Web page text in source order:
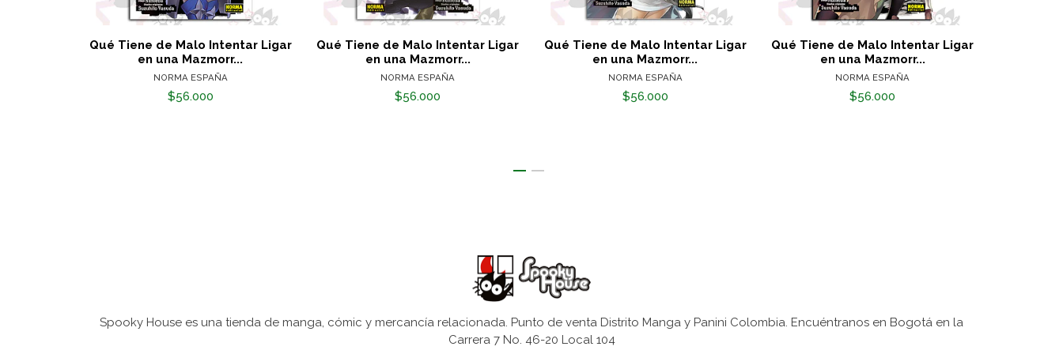
Qué Tiene de Malo Intentar Ligar
en una Mazmorr...
NORMA ESPAÑA
$56.000
Qué Tiene de Malo Intentar Ligar
en una Mazmorr...
NORMA ESPAÑA
$56.000
Qué Tiene de Malo Intentar Ligar
en una Mazmorr...
NORMA ESPAÑA
$56.000
Qué Tiene de Malo Intentar Ligar
en una Mazmorr...
NORMA ESPAÑA
$56.000
Spooky House es una tienda de manga, cómic y mercancía relacionada. Punto de venta Distrito Manga y Panini Colombia. Encuéntranos en Bogotá en la
Carrera 7 No. 46-20 Local 104